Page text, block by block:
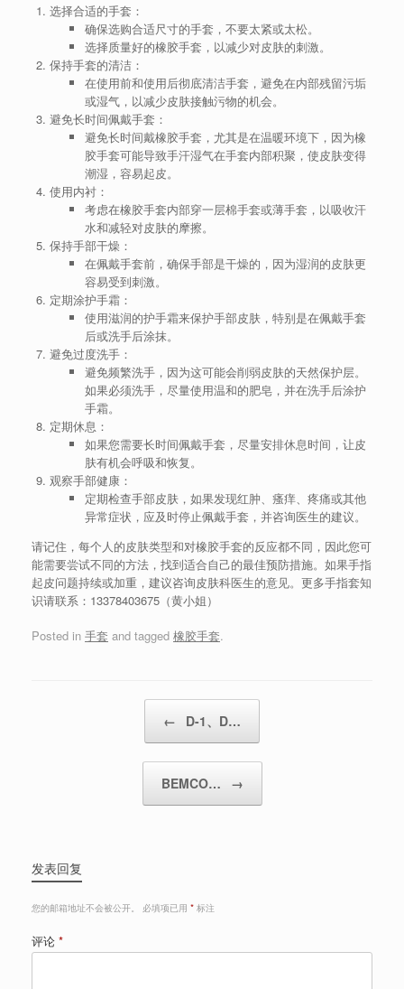
选择合适的手套：
确保选购合适尺寸的手套，不要太紧或太松。
选择质量好的橡胶手套，以减少对皮肤的刺激。
保持手套的清洁：
在使用前和使用后彻底清洁手套，避免在内部残留污垢
或湿气，以减少皮肤接触污物的机会。
避免长时间佩戴手套：
避免长时间戴橡胶手套，尤其是在温暖环境下，因为橡
胶手套可能导致手汗湿气在手套内部积聚，使皮肤变得
潮湿，容易起皮。
使用内衬：
考虑在橡胶手套内部穿一层棉手套或薄手套，以吸收汗
水和减轻对皮肤的摩擦。
保持手部干燥：
在佩戴手套前，确保手部是干燥的，因为湿润的皮肤更
容易受到刺激。
定期涂护手霜：
使用滋润的护手霜来保护手部皮肤，特别是在佩戴手套
后或洗手后涂抹。
避免过度洗手：
避免频繁洗手，因为这可能会削弱皮肤的天然保护层。
如果必须洗手，尽量使用温和的肥皂，并在洗手后涂护
手霜。
定期休息：
如果您需要长时间佩戴手套，尽量安排休息时间，让皮
肤有机会呼吸和恢复。
观察手部健康：
定期检查手部皮肤，如果发现红肿、瘙痒、疼痛或其他
异常症状，应及时停止佩戴手套，并咨询医生的建议。
请记住，每个人的皮肤类型和对橡胶手套的反应都不同，因此您可
能需要尝试不同的方法，找到适合自己的最佳预防措施。如果手指
起皮问题持续或加重，建议咨询皮肤科医生的意见。更多手指套知
识请联系：13378403675（黄小姐）
Posted in 手套 and tagged 橡胶手套.
← D-1、D…
BEMCO… →
发表回复
您的邮箱地址不会被公开。 必填项已用 * 标注
评论 *